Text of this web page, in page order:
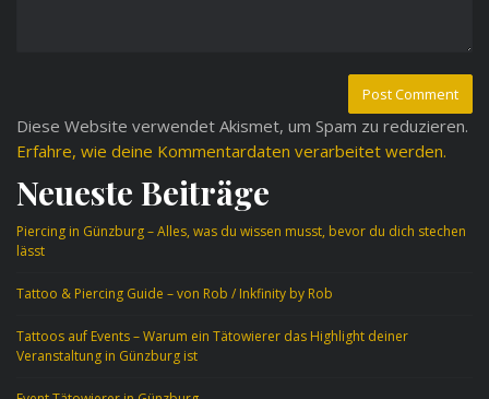
Diese Website verwendet Akismet, um Spam zu reduzieren.
Erfahre, wie deine Kommentardaten verarbeitet werden.
Neueste Beiträge
Piercing in Günzburg – Alles, was du wissen musst, bevor du dich stechen
lässt
Tattoo & Piercing Guide – von Rob / Inkfinity by Rob
Tattoos auf Events – Warum ein Tätowierer das Highlight deiner
Veranstaltung in Günzburg ist